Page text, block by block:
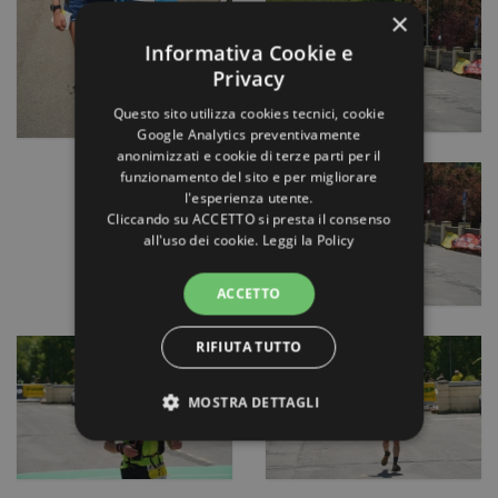
×
Informativa Cookie e
Privacy
Questo sito utilizza cookies tecnici, cookie
Google Analytics preventivamente
anonimizzati e cookie di terze parti per il
funzionamento del sito e per migliorare
l'esperienza utente.
Cliccando su ACCETTO si presta il consenso
all'uso dei cookie. Leggi la Policy
ACCETTO
RIFIUTA TUTTO
MOSTRA DETTAGLI
STRETTAMENTE NECESSARI E
STATISTICHE